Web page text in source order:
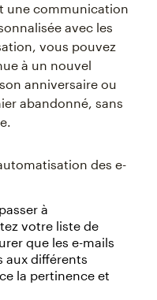
une communication
avec les
vous pouvez
à un nouvel
anniversaire ou
abandonné, sans
des e-
à
votre liste de
que les e-mails
aux différents
la pertinence et